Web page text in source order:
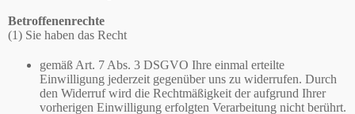
Betroffenenrechte
(1) Sie haben das Recht
gemäß Art. 7 Abs. 3 DSGVO Ihre einmal erteilte
Einwilligung jederzeit gegenüber uns zu widerrufen. Durch
den Widerruf wird die Rechtmäßigkeit der aufgrund Ihrer
vorherigen Einwilligung erfolgten Verarbeitung nicht berührt.